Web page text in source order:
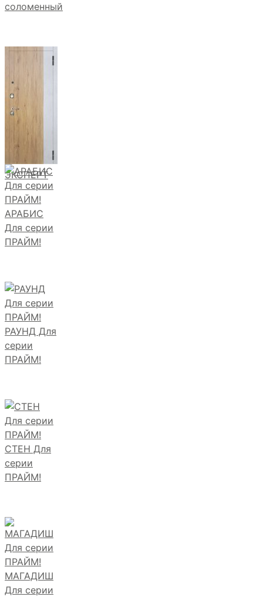
соломенный
ЭКСПЕРТ
АРАБИС
Для серии
ПРАЙМ!
РАУНД Для
серии
ПРАЙМ!
СТЕН Для
серии
ПРАЙМ!
МАГАДИШ
Для серии